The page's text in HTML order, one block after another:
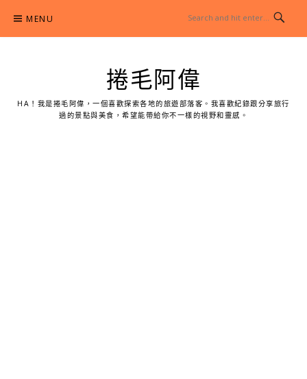
content
MENU
捲毛阿偉
HA！我是捲毛阿偉，一個喜歡探索各地的旅遊部落客。我喜歡紀錄跟分享旅行
過的景點與美食，希望能帶給你不一樣的視野和靈感。